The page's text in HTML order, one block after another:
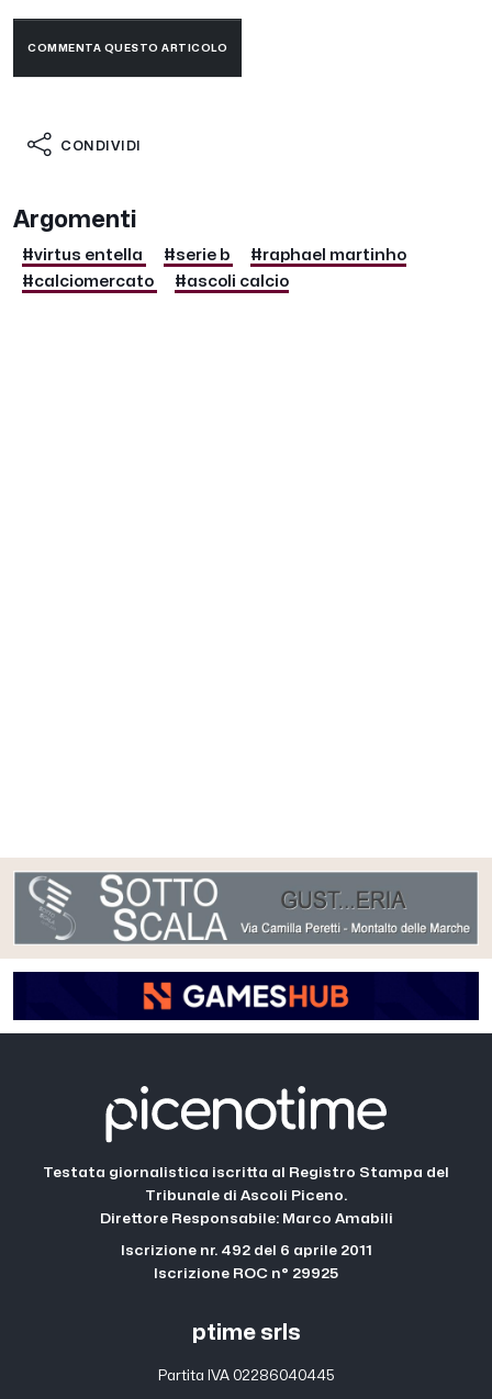
COMMENTA QUESTO ARTICOLO
CONDIVIDI
Argomenti
#virtus entella #serie b
#raphael martinho
#calciomercato
#ascoli calcio
Testata giornalistica iscritta al Registro Stampa del
Tribunale di Ascoli Piceno.
Direttore Responsabile: Marco Amabili
Iscrizione nr. 492 del 6 aprile 2011
Iscrizione ROC n° 29925
ptime srls
Partita IVA 02286040445